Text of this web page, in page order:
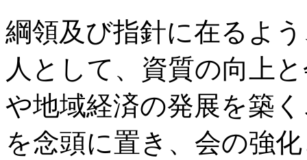
綱領及び指針に在るよ
人として、資質の向上
や地域経済の発展を築
を念頭に置き、会の強